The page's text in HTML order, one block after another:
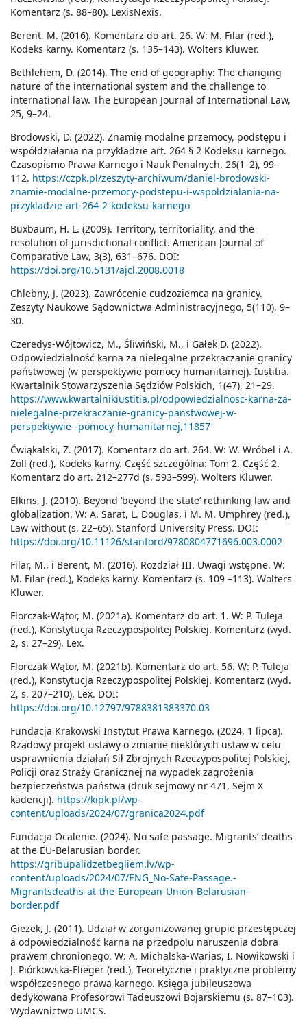
Komentarz (s. 88–80). LexisNexis.
Berent, M. (2016). Komentarz do art. 26. W: M. Filar (red.),
Kodeks karny. Komentarz (s. 135–143). Wolters Kluwer.
Bethlehem, D. (2014). The end of geography: The changing
nature of the international system and the challenge to
international law. The European Journal of International Law,
25, 9–24.
Brodowski, D. (2022). Znamię modalne przemocy, podstępu i
współdziałania na przykładzie art. 264 § 2 Kodeksu karnego.
Czasopismo Prawa Karnego i Nauk Penalnych, 26(1–2), 99–
112. https://czpk.pl/zeszyty-archiwum/daniel-brodowski-
znamie-modalne-przemocy-podstepu-i-wspoldzialania-na-
przykladzie-art-264-2-kodeksu-karnego
Buxbaum, H. L. (2009). Territory, territoriality, and the
resolution of jurisdictional conflict. American Journal of
Comparative Law, 3(3), 631–676. DOI:
https://doi.org/10.5131/ajcl.2008.0018
Chlebny, J. (2023). Zawrócenie cudzoziemca na granicy.
Zeszyty Naukowe Sądownictwa Administracyjnego, 5(110), 9–
30.
Czeredys-Wójtowicz, M., Śliwiński, M., i Gałek D. (2022).
Odpowiedzialność karna za nielegalne przekraczanie granicy
państwowej (w perspektywie pomocy humanitarnej). Iustitia.
Kwartalnik Stowarzyszenia Sędziów Polskich, 1(47), 21–29.
https://www.kwartalnikiustitia.pl/odpowiedzialnosc-karna-za-
nielegalne-przekraczanie-granicy-panstwowej-w-
perspektywie--pomocy-humanitarnej,11857
Ćwiąkalski, Z. (2017). Komentarz do art. 264. W: W. Wróbel i A.
Zoll (red.), Kodeks karny. Część szczególna: Tom 2. Część 2.
Komentarz do art. 212–277d (s. 593–599). Wolters Kluwer.
Elkins, J. (2010). Beyond ‘beyond the state’ rethinking law and
globalization. W: A. Sarat, L. Douglas, i M. M. Umphrey (red.),
Law without (s. 22–65). Stanford University Press. DOI:
https://doi.org/10.11126/stanford/9780804771696.003.0002
Filar, M., i Berent, M. (2016). Rozdział III. Uwagi wstępne. W:
M. Filar (red.), Kodeks karny. Komentarz (s. 109 –113). Wolters
Kluwer.
Florczak-Wątor, M. (2021a). Komentarz do art. 1. W: P. Tuleja
(red.), Konstytucja Rzeczypospolitej Polskiej. Komentarz (wyd.
2, s. 27–29). Lex.
Florczak-Wątor, M. (2021b). Komentarz do art. 56. W: P. Tuleja
(red.), Konstytucja Rzeczypospolitej Polskiej. Komentarz (wyd.
2, s. 207–210). Lex. DOI:
https://doi.org/10.12797/9788381383370.03
Fundacja Krakowski Instytut Prawa Karnego. (2024, 1 lipca).
Rządowy projekt ustawy o zmianie niektórych ustaw w celu
usprawnienia działań Sił Zbrojnych Rzeczypospolitej Polskiej,
Policji oraz Straży Granicznej na wypadek zagrożenia
bezpieczeństwa państwa (druk sejmowy nr 471, Sejm X
kadencji). https://kipk.pl/wp-
content/uploads/2024/07/granica2024.pdf
Fundacja Ocalenie. (2024). No safe passage. Migrants’ deaths
at the EU-Belarusian border.
https://gribupalidzetbegliem.lv/wp-
content/uploads/2024/07/ENG_No-Safe-Passage.-
Migrantsdeaths-at-the-European-Union-Belarusian-
border.pdf
Giezek, J. (2011). Udział w zorganizowanej grupie przestępczej
a odpowiedzialność karna na przedpolu naruszenia dobra
prawem chronionego. W: A. Michalska-Warias, I. Nowikowski i
J. Piórkowska-Flieger (red.), Teoretyczne i praktyczne problemy
współczesnego prawa karnego. Księga jubileuszowa
dedykowana Profesorowi Tadeuszowi Bojarskiemu (s. 87–103).
Wydawnictwo UMCS.